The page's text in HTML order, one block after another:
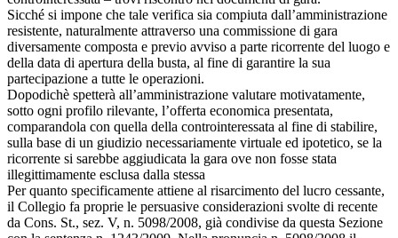
Sicché si impone che tale verifica sia compiuta dall’amministrazione
resistente, naturalmente attraverso una commissione di gara
diversamente composta e previo avviso a parte ricorrente del luogo e
della data di apertura della busta, al fine di garantire la sua
partecipazione a tutte le operazioni.
Dopodichè spetterà all’amministrazione valutare motivatamente,
sotto ogni profilo rilevante, l’offerta economica presentata,
comparandola con quella della controinteressata al fine di stabilire,
sulla base di un giudizio necessariamente virtuale ed ipotetico, se la
ricorrente si sarebbe aggiudicata la gara ove non fosse stata
illegittimamente esclusa dalla stessa
Per quanto specificamente attiene al risarcimento del lucro cessante,
il Collegio fa proprie le persuasive considerazioni svolte di recente
da Cons. St., sez. V, n. 5098/2008, già condivise da questa Sezione